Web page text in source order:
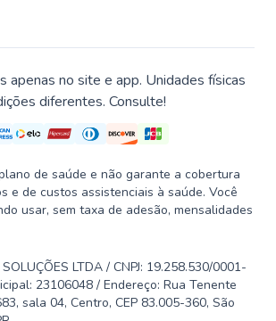
apenas no site e app. Unidades físicas
diferentes. Consulte!
de saúde e não garante a cobertura
e de custos assistenciais à saúde. Você
usar, sem taxa de adesão, mensalidades
SOLUÇÕES LTDA / CNPJ: 19.258.530/0001-
23106048 / Endereço: Rua Tenente
sala 04, Centro, CEP 83.005-360, São